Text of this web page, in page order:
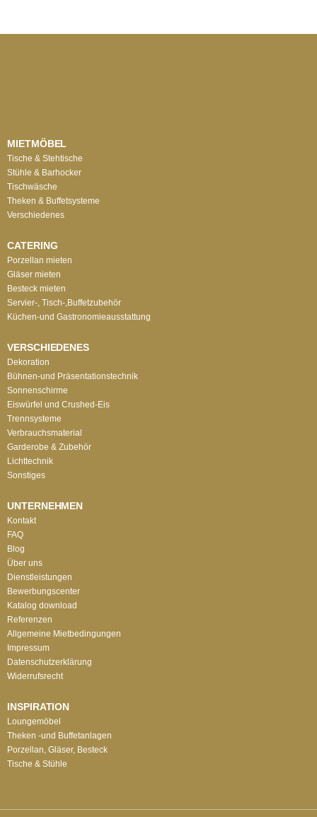
MIETMÖBEL
Tische & Stehtische
Stühle & Barhocker
Tischwäsche
Theken & Buffetsysteme
Verschiedenes
CATERING
Porzellan mieten
Gläser mieten
Besteck mieten
Servier-, Tisch-,Buffetzubehör
Küchen-und Gastronomieausstattung
VERSCHIEDENES
Dekoration
Bühnen-und Präsentationstechnik
Sonnenschirme
Eiswürfel und Crushed-Eis
Trennsysteme
Verbrauchsmaterial
Garderobe & Zubehör
Lichttechnik
Sonstiges
UNTERNEHMEN
Kontakt
FAQ
Blog
Über uns
Dienstleistungen
Bewerbungscenter
Katalog download
Referenzen
Allgemeine Mietbedingungen
Impressum
Datenschutzerklärung
Widerrufsrecht
INSPIRATION
Loungemöbel
Theken -und Buffetanlagen
Porzellan, Gläser, Besteck
Tische & Stühle